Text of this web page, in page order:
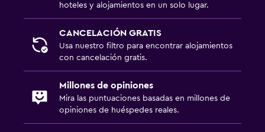
hoteles y alojamientos en un solo lugar.
CANCELACIÓN GRATIS
Usa nuestro filtro para encontrar alojamientos
con cancelación gratis.
Millones de opiniones
Mira las puntuaciones basadas en millones de
opiniones de huéspedes reales.